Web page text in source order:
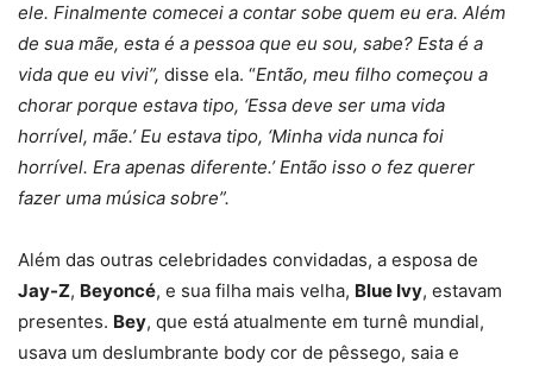
ele. Finalmente comecei a contar sobe quem eu era. Além
de sua mãe, esta é a pessoa que eu sou, sabe? Esta é a
vida que eu vivi”, disse ela. “Então, meu filho começou a
chorar porque estava tipo, ‘Essa deve ser uma vida
horrível, mãe.’ Eu estava tipo, ‘Minha vida nunca foi
horrível. Era apenas diferente.’ Então isso o fez querer
fazer uma música sobre”.
Além das outras celebridades convidadas, a esposa de
Jay-Z, Beyoncé, e sua filha mais velha, Blue Ivy, estavam
presentes. Bey, que está atualmente em turnê mundial,
usava um deslumbrante body cor de pêssego, saia e